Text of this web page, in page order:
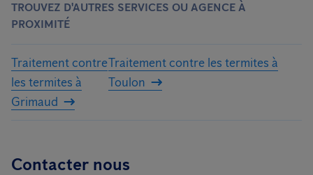
TROUVEZ D'AUTRES SERVICES OU AGENCE À
PROXIMITÉ
Traitement contre
les termites à
Grimaud
Traitement contre les termites à
Toulon
Contacter nous